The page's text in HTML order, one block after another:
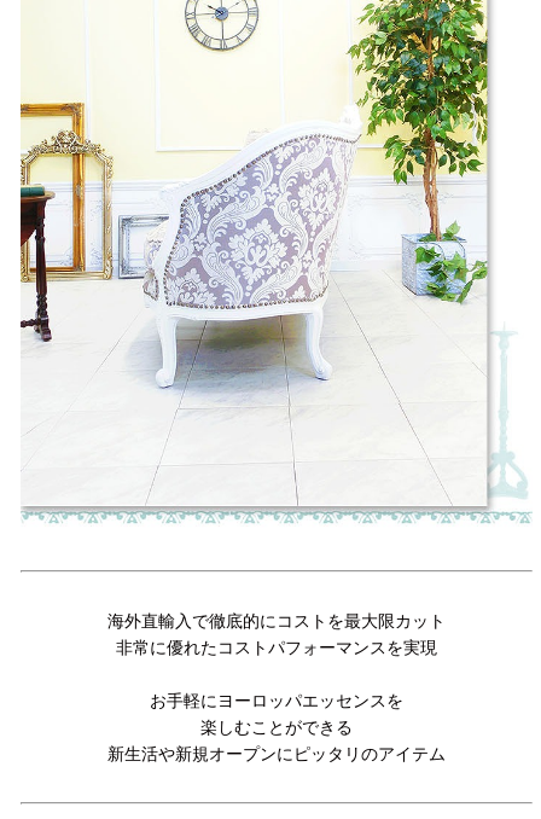
海外直輸入で徹底的にコストを最大限カット
非常に優れたコストパフォーマンスを実現
お手軽にヨーロッパエッセンスを
楽しむことができる
新生活や新規オープンにピッタリのアイテム